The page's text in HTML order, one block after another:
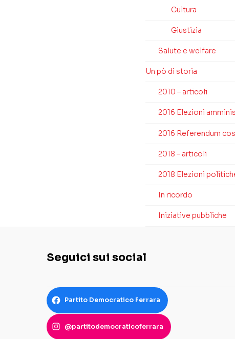
Cultura
Giustizia
Salute e welfare
Un pò di storia
2010 – articoli
2016 Elezioni
2016 Referendum
2018 – articoli
2018 Elezioni
In ricordo
Iniziative pubbliche
Seguici sui social
Partito Democratico Ferrara
@partitodemocraticoferrara